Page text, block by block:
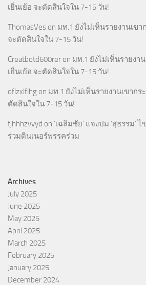
เยิ่นเย้อ จะตัดสินใจใน 7-15 วัน!
ThomasVes on มท.1 ยังไม่เห็นรายงานเขา
จะตัดสินใจใน 7-15 วัน!
Creatbotd600rer on มท.1 ยังไม่เห็นรายงา
เยิ่นเย้อ จะตัดสินใจใน 7-15 วัน!
oflzxlflhg on มท.1 ยังไม่เห็นรายงานเขากร
ตัดสินใจใน 7-15 วัน!
tjhhhzvvyd on ‘เฉลิมชัย’ แจงปม ‘สุธรรม’
ร่วมดินเนอร์พรรคร่วม
Archives
July 2025
June 2025
May 2025
April 2025
March 2025
February 2025
January 2025
December 2024